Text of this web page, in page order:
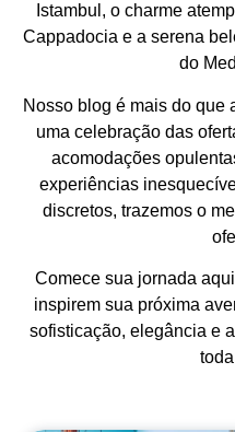
Istambul, o charme
Cappadocia e a serena
do
Nosso blog é mais do que
uma celebração das
acomodações
experiências
discretos, trazemos o
Comece sua jornada
inspirem sua próxima
sofisticação, elegância e